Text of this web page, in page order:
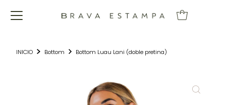
INICIO Bottom Bottom Luau Lani (doble pretina)